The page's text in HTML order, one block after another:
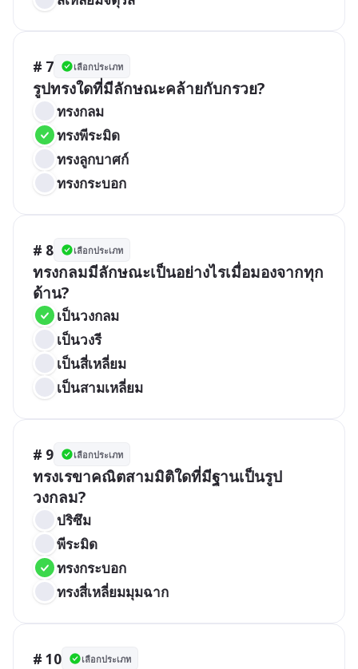
# 7 เลือกประเภท
รูปทรงใดที่มีลักษณะคล้ายกับกรวย?
ทรงกลม
ทรงพีระมิด
ทรงลูกบาศก์
ทรงกระบอก
# 8 เลือกประเภท
ทรงกลมมีลักษณะเป็นอย่างไรเมื่อมองจากทุก
ด้าน?
เป็นวงกลม
เป็นวงรี
เป็นสี่เหลี่ยม
เป็นสามเหลี่ยม
# 9 เลือกประเภท
ทรงเรขาคณิตสามมิติใดที่มีฐานเป็นรูป
วงกลม?
ปริซึม
พีระมิด
ทรงกระบอก
ทรงสี่เหลี่ยมมุมฉาก
# 10 เลือกประเภท